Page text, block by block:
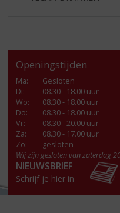
Openingstijden
Ma:
Gesloten
Di:
08.30 - 18.00 uur
Wo:
08.30 - 18.00 uur
Do:
08.30 - 18.00 uur
Vr:
08.30 - 20.00 uur
Za:
08.30 - 17.00 uur
Zo:
gesloten
Wij zijn gesloten van zaterdag
NIEUWSBRIEF
Schrijf je hier in